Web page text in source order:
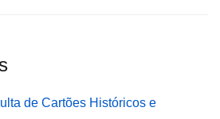
de Cartões Históricos e